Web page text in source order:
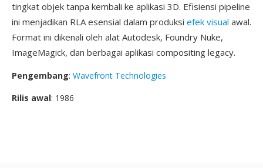
tingkat objek tanpa kembali ke aplikasi 3D. Efisiensi pipeline
ini menjadikan RLA esensial dalam produksi efek visual awal.
Format ini dikenali oleh alat Autodesk, Foundry Nuke,
ImageMagick, dan berbagai aplikasi compositing legacy.
Pengembang: Wavefront Technologies
Rilis awal: 1986